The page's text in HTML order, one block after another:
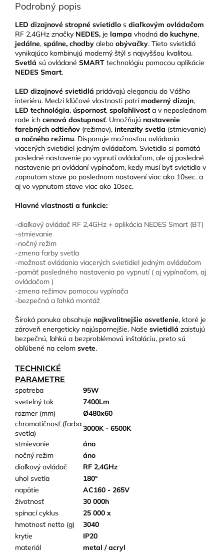
Podrobný popis
LED dizajnové stropné svietidlo s diaľkovým ovládačom
RF 2,4GHz značky NEDES, je lampa vhodná do kuchyne,
jedálne, spálne, chodby alebo obývačky. Tieto svietidlá
vynikajúco kombinujú moderný štýl s najvyššou kvalitou.
Svetlá sú ovládané SMART technológiu pomocou aplikácie
NEDES Smart.
LED dizajnové svietidlá pridávajú eleganciu do Vášho
interiéru. Medzi kľúčové vlastnosti patrímoderný dizajn,
LED technológia, úspornosť, spoľahlivosť a v neposlednom
rade ich cenová dostupnosť. Umožňujú nastavenie
farebných odtieňov (režimov), intenzity svetla (stmievanie)
a nočného režimu. Disponuje možnosťou ovládania
viacerých svietidiel jedným ovládačom. Svietidlo si pamätá
posledné nastavenie po vypnutí ovládačom, ale aj posledné
nastavenie pri ovládaní vypínačom, kedy musí byť svietidlo v
zapnutom stave po poslednom nastavení viac ako 10sec. a
aj vo vypnutom stave viac ako 10sec.
Hlavné vlastnosti a funkcie:
-diaľkový ovládač RF 2,4GHz + aplikácia NEDES Smart (BT)
-stmievanie
-nočný režim
-zmena farby svetla
-možnosť ovládania viacerých svietidiel jedným ovládačom
-pamäť posledného nastavenia po vypnutí ( aj vypínačom, aj
ovládačom )
-zmena režimov pomocou vypínača
-bezpečná a ľahká montáž
Široká ponuka obsahuje najkvalitnejšie osvetlenie, ktoré je
zároveň energeticky najúspornejšie. Naše svietidlá zaisťujú
bezpečnú, ľahkú a bezproblémovú inštaláciu, preto sú
obľúbené na celom svete.
TECHNICKÉ
PARAMETRE
spotreba
95W
svetelný tok
7400Lm
rozmer (mm)
Ø480x60
chromatičnosť (farba
svetla)
3000K - 6500K
stmievanie
áno
nočný režim
áno
diaľkový ovládač
RF 2,4GHz
uhol svetla
180°
napätie
AC160 - 265V
životnosť
30 000h
spínací cyklus
25 000 x
hmotnosť netto (g)
3040
krytie
IP20
materiál
metal / acryl